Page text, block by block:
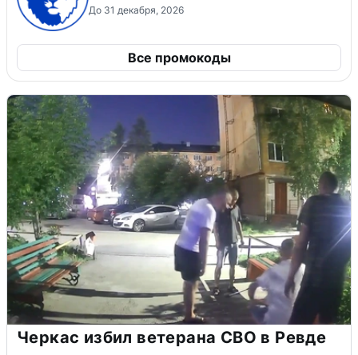
До 31 декабря, 2026
Все промокоды
Черкас избил ветерана СВО в Ревде